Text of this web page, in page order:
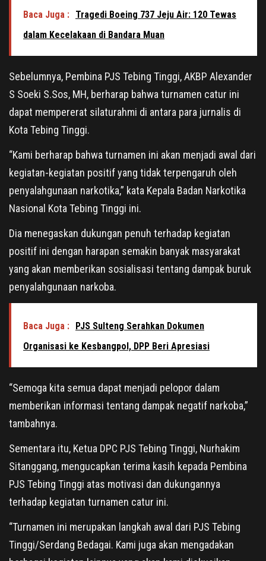
Baca Juga : Tragedi Boeing 737 Jeju Air: 120 Tewas
dalam Kecelakaan di Bandara Muan
Sebelumnya, Pembina PJS Tebing Tinggi, AKBP Alexander
S Soeki S.Sos, MH, berharap bahwa turnamen catur ini
dapat mempererat silaturahmi di antara para jurnalis di
Kota Tebing Tinggi.
“Kami berharap bahwa turnamen ini akan menjadi awal dari
kegiatan-kegiatan positif yang tidak terpengaruh oleh
penyalahgunaan narkotika,” kata Kepala Badan Narkotika
Nasional Kota Tebing Tinggi ini.
Dia menegaskan dukungan penuh terhadap kegiatan
positif ini dengan harapan semakin banyak masyarakat
yang akan memberikan sosialisasi tentang dampak buruk
penyalahgunaan narkoba.
Baca Juga : PJS Sulteng Serahkan Dokumen
Organisasi ke Kesbangpol, DPP Beri Apresiasi
“Semoga kita semua dapat menjadi pelopor dalam
memberikan informasi tentang dampak negatif narkoba,”
tambahnya.
Sementara itu, Ketua DPC PJS Tebing Tinggi, Nurhakim
Sitanggang, mengucapkan terima kasih kepada Pembina
PJS Tebing Tinggi atas motivasi dan dukungannya
terhadap kegiatan turnamen catur ini.
“Turnamen ini merupakan langkah awal dari PJS Tebing
Tinggi/Serdang Bedagai. Kami juga akan mengadakan